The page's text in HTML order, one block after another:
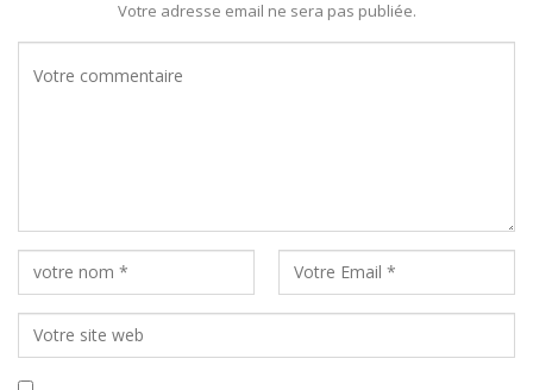
Votre adresse email ne sera pas publiée.